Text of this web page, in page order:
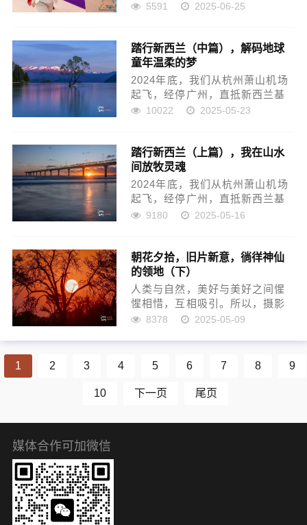
启幕。来自国内外的权威行业专
子山葡萄酒文化旅游小镇，共同
见证亚洲葡萄酒产业的高质...
5591 2025-06-25
踏行新西兰（中篇），解码地球
童年温柔的梦
2024年底，我们从杭州萧山机场
起飞，经停广州，直抵新西兰基
督城。新西兰岛是一个南太平洋
堂……浪漫美丽，繁盛丰茂，亘
古悠长，以其丰富的文化和多...
10022 2025-05-23
踏行新西兰（上篇），我在山水
间放牧灵魂
2024年底，我们从杭州萧山机场
起飞，经停广州，直抵新西兰基
督城。新西兰岛是一个南太平洋
堂……浪漫美丽，繁盛丰茂，亘
古悠长，以其丰富的文化和多...
9180 2025-05-16
朝花夕拾，旧片新意，徜徉神仙
的领地（下）
人类与自然，美好与美好之间惺
惺相惜，互相吸引。所以，摄影
人每一次怀揣希望的出发，都期
以摄像机阅读世界，将美好复
记忆的...
8378 2025-05-09
1 2 3 4 5 6 7 8 9
10 下一页 尾页
媒体合作可加微信